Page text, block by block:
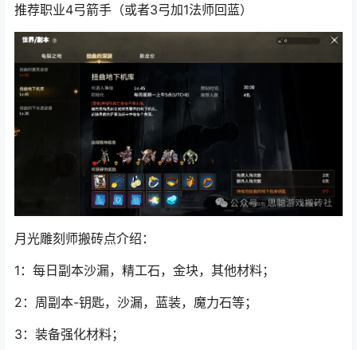
推荐职业4弓箭手（或者3弓加1法师回蓝）
月光雕刻师搬砖点介绍：
1：每日副本沙漏，精工石，金块，其他材料；
2：周副本-钥匙，沙漏，蓝装，魔力石等；
3：装备强化材料；